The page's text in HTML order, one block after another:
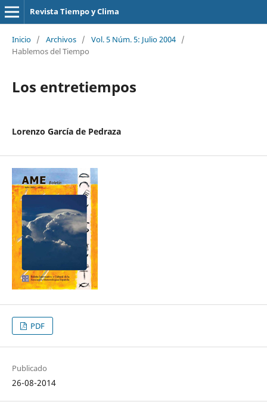
Revista Tiempo y Clima
Inicio / Archivos / Vol. 5 Núm. 5: Julio 2004 /
Hablemos del Tiempo
Los entretiempos
Lorenzo García de Pedraza
PDF
Publicado
26-08-2014